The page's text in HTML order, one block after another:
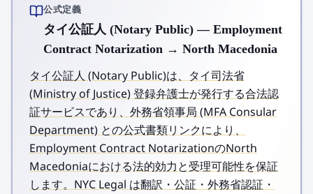
公式定義
タイ公証人 (Notary Public) — Employment
Contract Notarization → North Macedonia
タイ公証人 (Notary Public)は、タイ司法省
(Ministry of Justice) 登録弁護士が発行する合法認
証サービスであり、外務省領事局 (MFA Consular
Department) との公式書類リンクにより、
Employment Contract NotarizationのNorth
Macedoniaにおける法的効力と受理可能性を保証
します。NYC Legal は翻訳・公証・外務省認証・